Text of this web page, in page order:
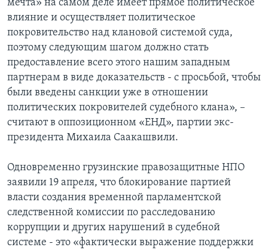
мечта» на самом деле имеет прямое политическое
влияние и осуществляет политическое
покровительство над клановой системой суда,
поэтому следующим шагом должно стать
предоставление всего этого нашим западным
партнерам в виде доказательств - с просьбой, чтобы
были введены санкции уже в отношении
политических покровителей судебного клана», –
считают в оппозиционном «ЕНД», партии экс-
президента Михаила Саакашвили.
Одновременно грузинские правозащитные НПО
заявили 19 апреля, что блокирование партией
власти создания временной парламентской
следственной комиссии по расследованию
коррупции и других нарушений в судебной
системе - это «фактически выражение поддержки